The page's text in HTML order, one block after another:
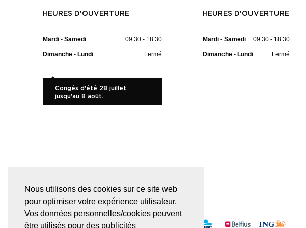
Nous utilisons des cookies sur ce site web
pour optimiser votre expérience utilisateur.
Vos données personnelles/cookies peuvent
être utilisés pour des publicités
HEURES D'OUVERTURE
Mardi - Samedi 09:30 - 18:30
Dimanche - Lundi Fermé
Congés d'été 28 juillet
jusqu'au 8 août.
HEURES D'OUVERTURE
Mardi - Samedi 09:30 - 18:30
Dimanche - Lundi Fermé
PAIEMENT SÛR & FACILE